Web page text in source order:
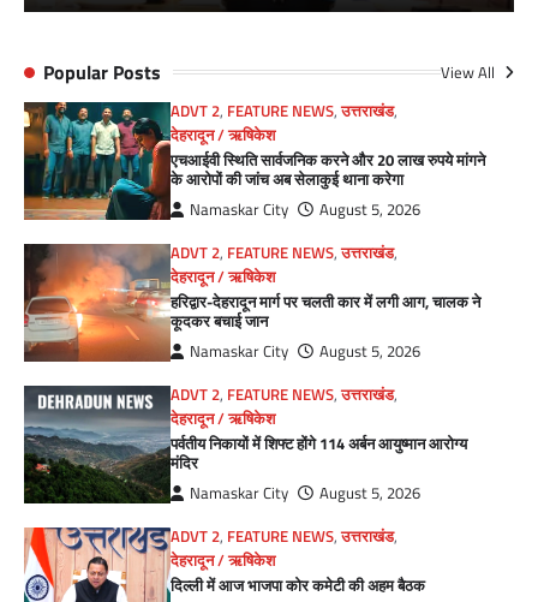
Popular Posts View All
ADVT 2, FEATURE NEWS,उत्तराखंड,
देहरादून / ऋषिकेश
एचआईवी स्थिति सार्वजनिक करने और 20 लाख रुपये मांगने
के आरोपों की जांच अब सेलाकुई थाना करेगा
Namaskar City
August 5, 2026
ADVT 2, FEATURE NEWS,उत्तराखंड,
देहरादून / ऋषिकेश
हरिद्वार-देहरादून मार्ग पर चलती कार में लगी आग, चालक ने
कूदकर बचाई जान
Namaskar City
August 5, 2026
ADVT 2, FEATURE NEWS,उत्तराखंड,
देहरादून / ऋषिकेश
पर्वतीय निकायों में शिफ्ट होंगे 114 अर्बन आयुष्मान आरोग्य
मंदिर
Namaskar City
August 5, 2026
ADVT 2, FEATURE NEWS,उत्तराखंड,
देहरादून / ऋषिकेश
दिल्ली में आज भाजपा कोर कमेटी की अहम बैठक